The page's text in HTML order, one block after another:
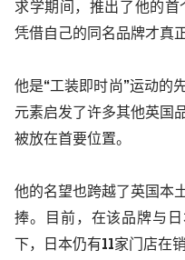
求学期间，推出了他的首
凭借自己的同名品牌才真
他是“工装即时尚”运动的
元素启发了许多其他英国
被放在首要位置。
他的名望也跨越了英国本
捧。目前，在该品牌与日
下，日本仍有 11家门店在